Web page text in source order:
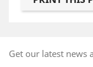
Get our latest news